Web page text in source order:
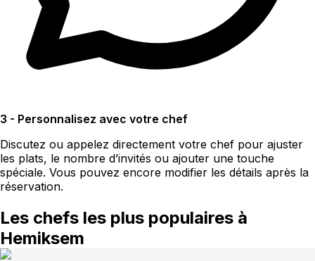
3 - Personnalisez avec votre chef
Discutez ou appelez directement votre chef pour ajuster
les plats, le nombre d’invités ou ajouter une touche
spéciale. Vous pouvez encore modifier les détails après la
réservation.
Les chefs les plus populaires à
Hemiksem